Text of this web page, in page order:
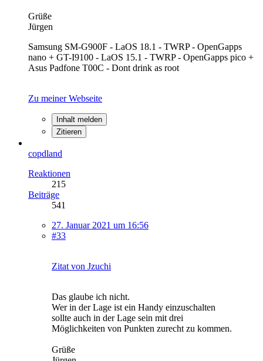
Grüße
Jürgen
Samsung SM-G900F - LaOS 18.1 - TWRP - OpenGapps
nano + GT-I9100 - LaOS 15.1 - TWRP - OpenGapps pico +
Asus Padfone T00C - Dont drink as root
Zu meiner Webseite
Inhalt melden
Zitieren
copdland
Reaktionen
215
Beiträge
541
27. Januar 2021 um 16:56
#33
Zitat von Jzuchi
Das glaube ich nicht.
Wer in der Lage ist ein Handy einzuschalten
sollte auch in der Lage sein mit drei
Möglichkeiten von Punkten zurecht zu kommen.
Grüße